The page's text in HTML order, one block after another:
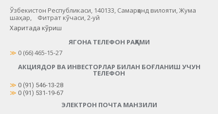
Ўзбекистон Республикаси, 140133, Самарқанд вилояти, Жума
шаҳар, Фитрат кўчаси, 2-уй
Харитада кўриш
ЯГОНА ТЕЛЕФОН РАҚАМИ
≫ 0 (66) 465-15-27
АКЦИЯДОР ВА ИНВЕСТОРЛАР БИЛАН БОҒЛАНИШ УЧУН
ТЕЛЕФОН
≫ 0 (91) 546-13-28
≫ 0 (91) 531-19-67
ЭЛЕКТРОН ПОЧТА МАНЗИЛИ